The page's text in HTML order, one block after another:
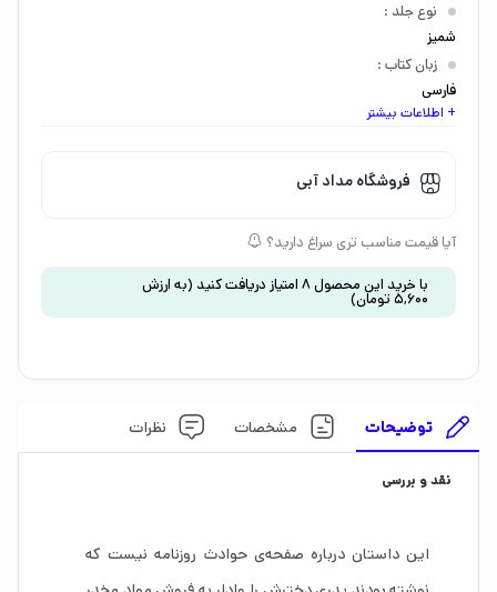
نوع جلد :
شمیز
زبان کتاب :
فارسی
اندازه کتاب:
گروه سنی :
نوجوان 15 سال به بالا
داستان و رمان
نشان تجاری
1526956890296990000
+ اطلاعات بیشتر
فروشگاه مداد آبی
آیا قیمت مناسب تری سراغ دارید؟
با خرید این محصول8امتیاز دریافت کنید (به ارزش
5,600 تومان)
توضیحات مشخصات نظرات
نقد و بررسی
این داستان درباره‌ صفحه‌ی حوادث روزنامه نیست که